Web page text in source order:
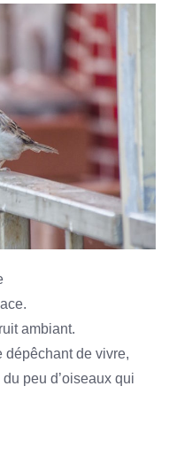
ambiant.
dépêchant de vivre,
peu d’oiseaux qui